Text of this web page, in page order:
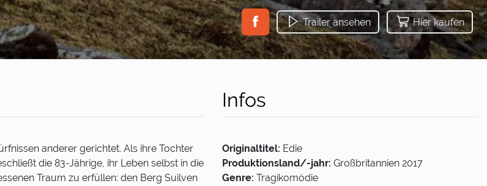
Trailer ansehen Hier kaufen
anderer gerichtet. Als ihre Tochter
die 83-Jährige, ihr Leben selbst in die
Traum zu erfüllen: den Berg Suilven
Infos
Originaltitel: Edie
Produktionsland/-jahr: Großbritannien 2017
Genre: Tragikomödie